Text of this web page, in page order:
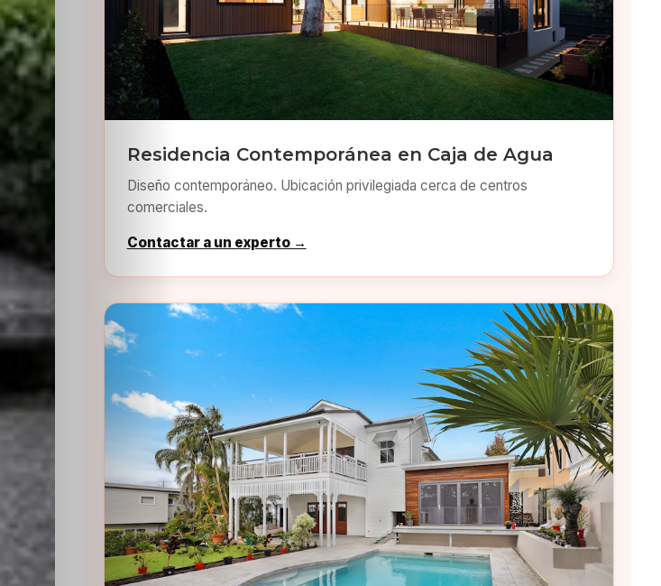
Residencia Contemporánea en Caja de Agua
Diseño contemporáneo. Ubicación privilegiada cerca de centros
comerciales.
Contactar a un experto →